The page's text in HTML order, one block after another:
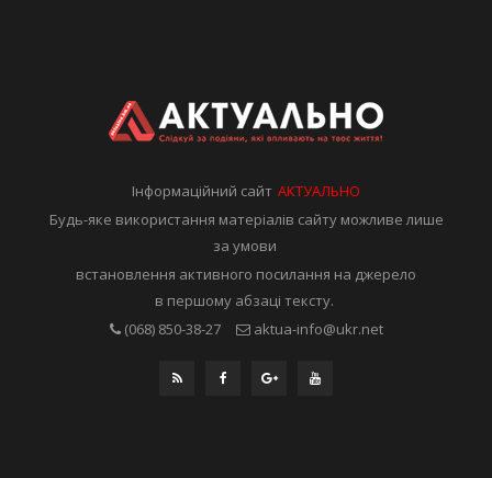
Інформаційний сайтАКТУАЛЬНО
Будь-яке використання матеріалів сайту можливе лише
за умови
встановлення активного посилання на джерело
в першому абзаці тексту.
(068) 850-38-27
aktua-info@ukr.net